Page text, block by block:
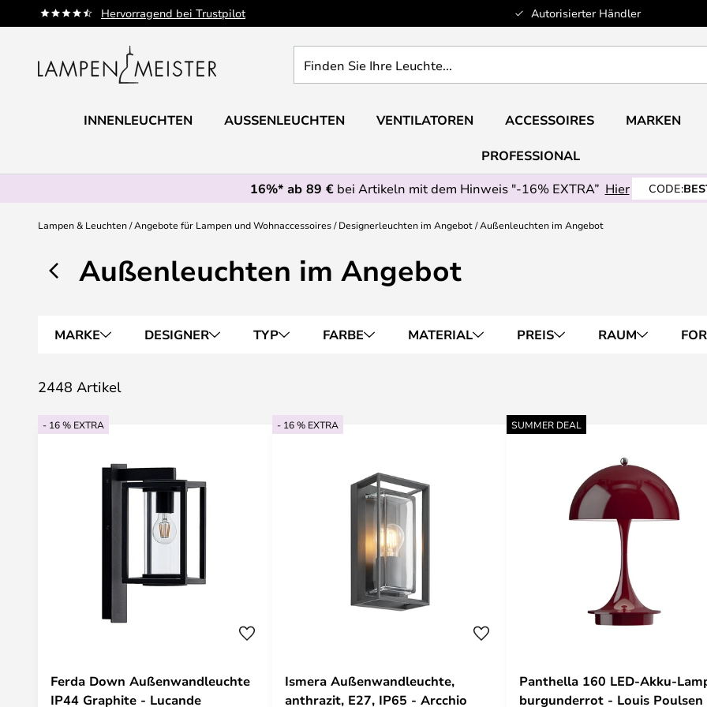
Hervorragend bei Trustpilot Autorisierter Händler
Zum
Inhalt
Sie
Leuchte...
INNENLEUCHTEN AUSSENLEUCHTEN VENTILATOREN ACCESSOIRES MARKEN
PROFESSIONAL
16%* ab 89 €bei Artikeln mit dem Hinweis "-16% EXTRA” Hier CODE:
Lampen & Leuchten Angebote für Lampen und Wohnaccessoires Designerleuchten im Angebot Außenleuchten im Angebot
Außenleuchten im Angebot
MARKE DESIGNER TYP FARBE MATERIAL PREIS RAUM
2448 Artikel
- 16 % EXTRA
Ferda Down Außenwandleuchte
IP44 Graphite - Lucande
- 16 % EXTRA
Ismera Außenwandleuchte,
anthrazit, E27, IP65 - Arcchio
SUMMER DEAL
Panthella 160 LED-Akku-
burgunderrot - Louis Poulsen